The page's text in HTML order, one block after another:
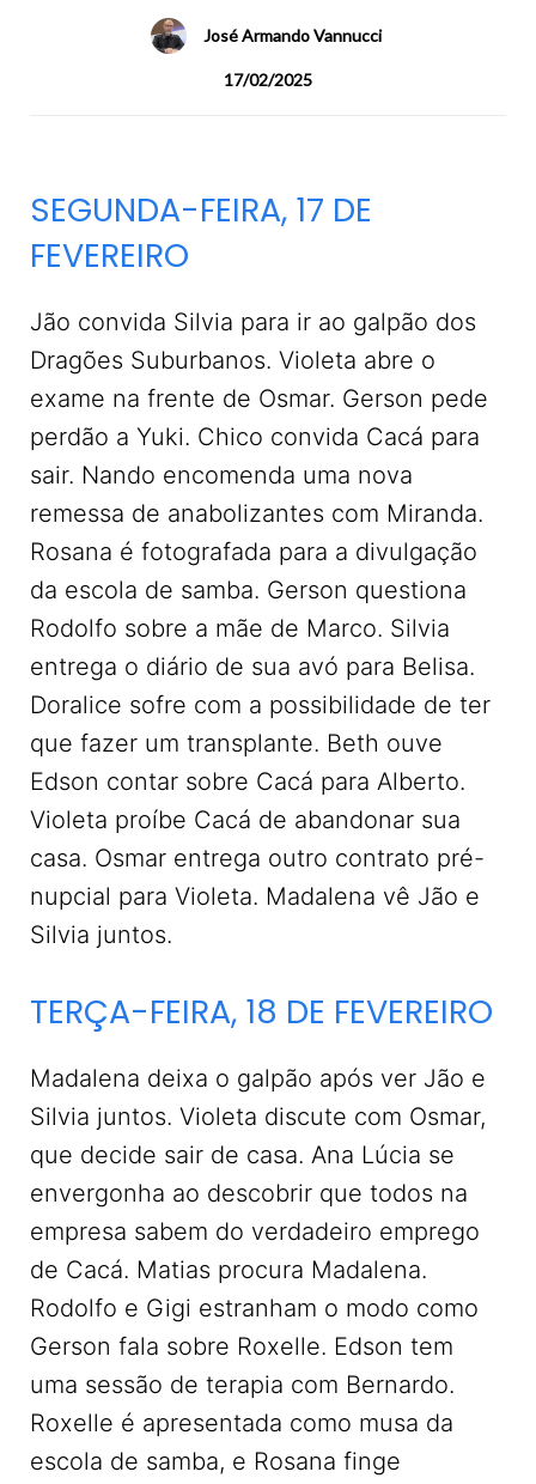
José Armando Vannucci
17/02/2025
SEGUNDA-FEIRA, 17 DE
FEVEREIRO
Jão convida Silvia para ir ao galpão dos
Dragões Suburbanos. Violeta abre o
exame na frente de Osmar. Gerson pede
perdão a Yuki. Chico convida Cacá para
sair. Nando encomenda uma nova
remessa de anabolizantes com Miranda.
Rosana é fotografada para a divulgação
da escola de samba. Gerson questiona
Rodolfo sobre a mãe de Marco. Silvia
entrega o diário de sua avó para Belisa.
Doralice sofre com a possibilidade de ter
que fazer um transplante. Beth ouve
Edson contar sobre Cacá para Alberto.
Violeta proíbe Cacá de abandonar sua
casa. Osmar entrega outro contrato pré-
nupcial para Violeta. Madalena vê Jão e
Silvia juntos.
TERÇA-FEIRA, 18 DE FEVEREIRO
Madalena deixa o galpão após ver Jão e
Silvia juntos. Violeta discute com Osmar,
que decide sair de casa. Ana Lúcia se
envergonha ao descobrir que todos na
empresa sabem do verdadeiro emprego
de Cacá. Matias procura Madalena.
Rodolfo e Gigi estranham o modo como
Gerson fala sobre Roxelle. Edson tem
uma sessão de terapia com Bernardo.
Roxelle é apresentada como musa da
escola de samba, e Rosana finge